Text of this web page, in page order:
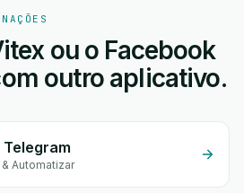
ou o Facebook
outro aplicativo.
Automatizar